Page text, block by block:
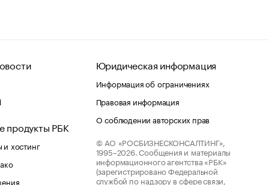
продукты РБК
хостинг
Юридическая информация
Информация об ограничениях
Правовая информация
О соблюдении авторских прав
© АО «РОСБИЗНЕСКОНСАЛТИНГ»,
1995–2026. Сообщения и материалы
информационного агентства «РБК»
(зарегистрировано Федеральной
службой по надзору в сфере связи,